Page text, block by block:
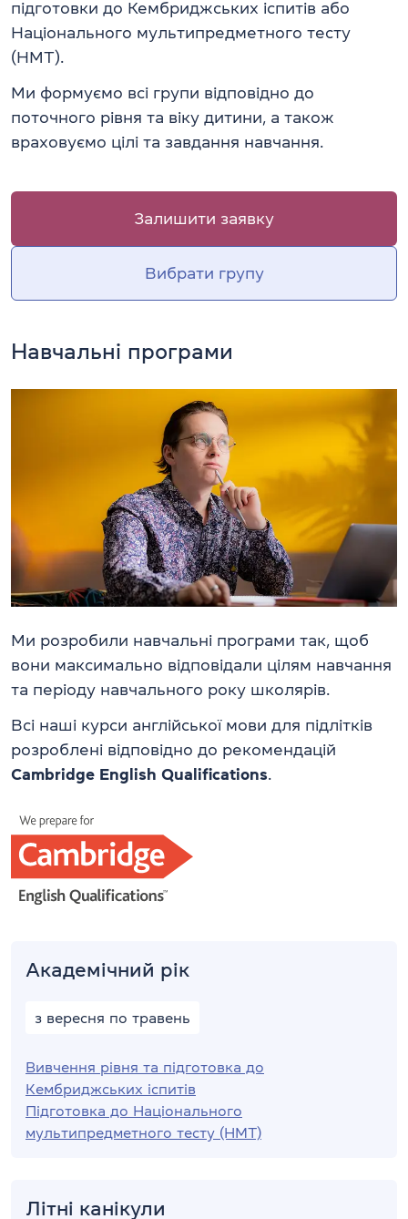
підготовки до Кембриджських іспитів або
Національного мультипредметного тесту
(НМТ).
Ми формуємо всі групи відповідно до
поточного рівня та віку дитини, а також
враховуємо цілі та завдання навчання.
Залишити заявку
Вибрати групу
Навчальні програми
Ми розробили навчальні програми так, щоб
вони максимально відповідали цілям навчання
та періоду навчального року школярів.
Всі наші курси англійської мови для підлітків
розроблені відповідно до рекомендацій
Cambridge English Qualifications.
Академічний рік
з вересня по травень
Вивчення рівня та підготовка до
Кембриджських іспитів
Підготовка до Національного
мультипредметного тесту (НМТ)
Літні канікули